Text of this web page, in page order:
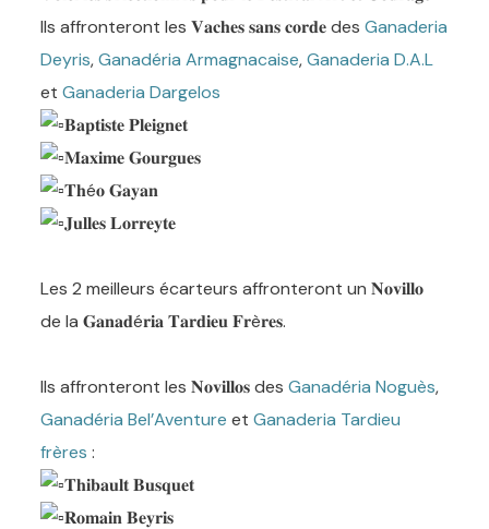
Ils affronteront les 𝐕𝐚𝐜𝐡𝐞𝐬 𝐬𝐚𝐧𝐬 𝐜𝐨𝐫𝐝𝐞 desGanaderia
Deyris,Ganadéria Armagnacaise,Ganaderia D.A.L
etGanaderia Dargelos
𝐁𝐚𝐩𝐭𝐢𝐬𝐭𝐞 𝐏𝐥𝐞𝐢𝐠𝐧𝐞𝐭
𝐌𝐚𝐱𝐢𝐦𝐞 𝐆𝐨𝐮𝐫𝐠𝐮𝐞𝐬
𝐓𝐡é𝐨 𝐆𝐚𝐲𝐚𝐧
𝐉𝐮𝐥𝐥𝐞𝐬 𝐋𝐨𝐫𝐫𝐞𝐲𝐭𝐞
Les 2 meilleurs écarteurs affronteront un 𝐍𝐨𝐯𝐢𝐥𝐥𝐨
de la 𝐆𝐚𝐧𝐚𝐝é𝐫𝐢𝐚 𝐓𝐚𝐫𝐝𝐢𝐞𝐮 𝐅𝐫è𝐫𝐞𝐬.
Ils affronteront les 𝐍𝐨𝐯𝐢𝐥𝐥𝐨𝐬 desGanadéria Noguès,
Ganadéria Bel’Aventure etGanaderia Tardieu
frères :
𝐓𝐡𝐢𝐛𝐚𝐮𝐥𝐭 𝐁𝐮𝐬𝐪𝐮𝐞𝐭
𝐑𝐨𝐦𝐚𝐢𝐧 𝐁𝐞𝐲𝐫𝐢𝐬